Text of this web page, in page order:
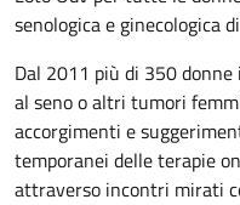
senologica e ginecologica
Dal 2011 più di 350
al seno o altri tumori
accorgimenti e
temporanei delle terapie
attraverso incontri mirati